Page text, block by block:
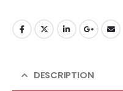
DESCRIPTION